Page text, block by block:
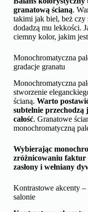
Jak uniknąć
Kolor granatowy, choć
dlatego ważne jest,
trików, które pomogą
dark blue color.
Balans kolorystyczny –
Balans kolorystyczny
granatową ścianą.
takimi jak biel, beż czy
dodadzą mu lekkości.
ciemny kolor, jakim
Monochromatyczna
gradacje granatu
stworzenie
ścianą.
Warto